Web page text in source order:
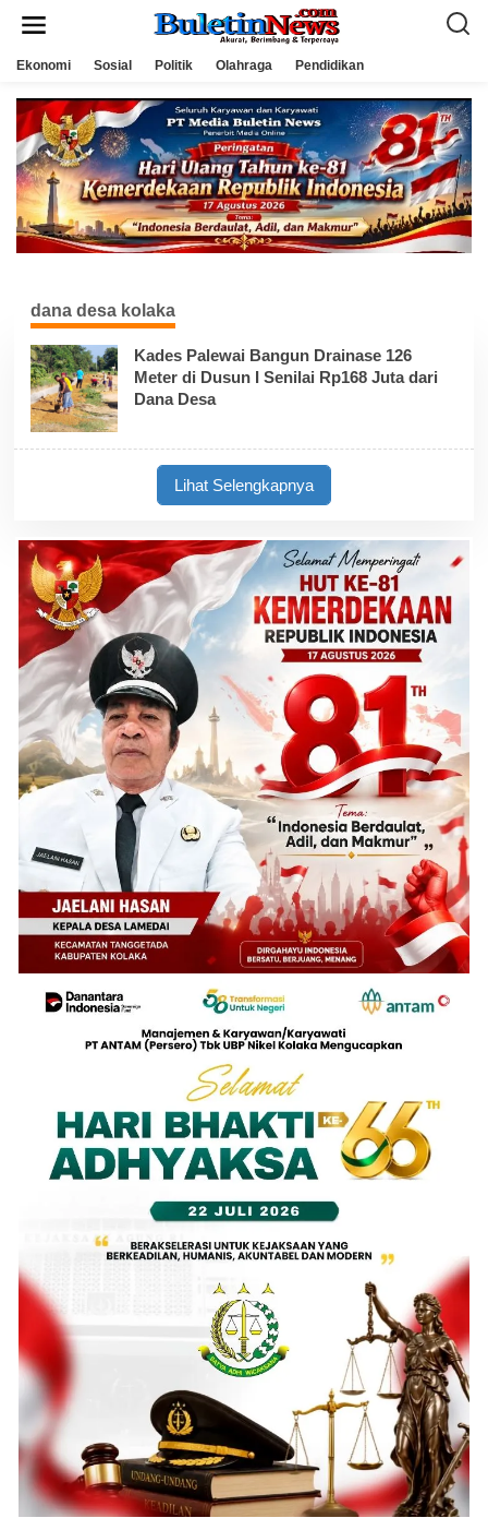
Ekonomi Sosial Politik Olahraga Pendidikan
dana desa kolaka
Kades Palewai Bangun Drainase 126
Meter di Dusun I Senilai Rp168 Juta dari
Dana Desa
Lihat Selengkapnya